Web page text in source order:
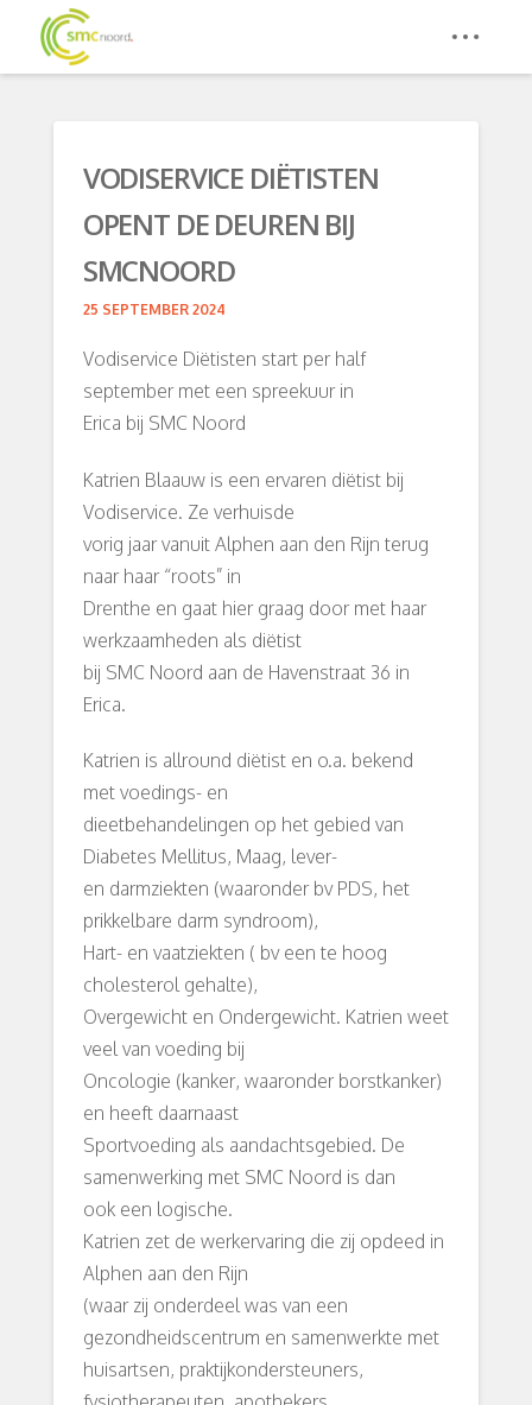
VODISERVICE DIËTISTEN
OPENT DE DEUREN BIJ
SMCNOORD
25 SEPTEMBER 2024
Vodiservice Diëtisten start per half
september met een spreekuur in
Erica bij SMC Noord
Katrien Blaauw is een ervaren diëtist bij
Vodiservice. Ze verhuisde
vorig jaar vanuit Alphen aan den Rijn terug
naar haar “roots” in
Drenthe en gaat hier graag door met haar
werkzaamheden als diëtist
bij SMC Noord aan de Havenstraat 36 in
Erica.
Katrien is allround diëtist en o.a. bekend
met voedings- en
dieetbehandelingen op het gebied van
Diabetes Mellitus, Maag, lever-
en darmziekten (waaronder bv PDS, het
prikkelbare darm syndroom),
Hart- en vaatziekten ( bv een te hoog
cholesterol gehalte),
Overgewicht en Ondergewicht. Katrien weet
veel van voeding bij
Oncologie (kanker, waaronder borstkanker)
en heeft daarnaast
Sportvoeding als aandachtsgebied. De
samenwerking met SMC Noord is dan
ook een logische.
Katrien zet de werkervaring die zij opdeed in
Alphen aan den Rijn
(waar zij onderdeel was van een
gezondheidscentrum en samenwerkte met
huisartsen, praktijkondersteuners,